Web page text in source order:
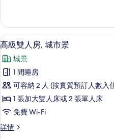
台
(Avenida)
的
相
片
露
台
(Avenida)
情
載
入
所
有
高
級
雙
人
7
高級雙人房, 城市景
城景
1 間睡房
可容納 2 人 (按實質預訂人數入
1 張加大雙人床或 2 張單人床
免費 Wi-Fi
詳情
高